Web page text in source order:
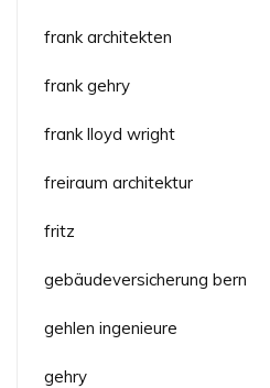
frank architekten
frank gehry
frank lloyd wright
freiraum architektur
fritz
gebäudeversicherung bern
gehlen ingenieure
gehry